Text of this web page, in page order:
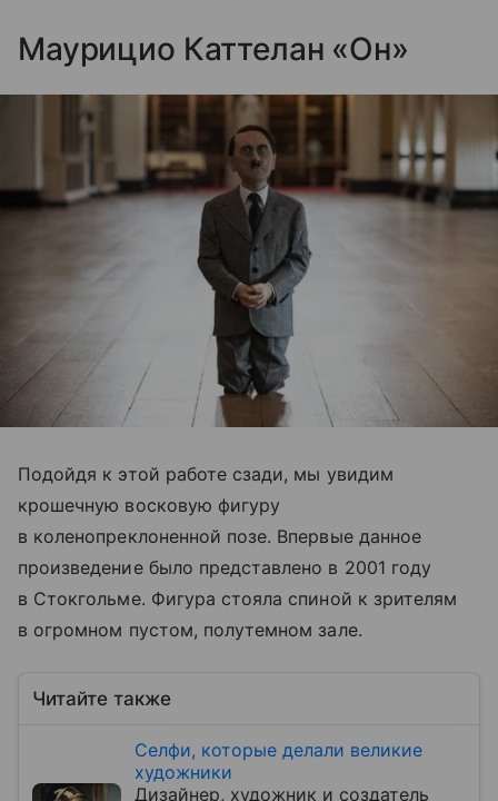
Маурицио Каттелан «Он»
Подойдя к этой работе сзади, мы увидим
крошечную восковую фигуру
в коленопреклоненной позе. Впервые данное
произведение было представлено в 2001 году
в Стокгольме. Фигура стояла спиной к зрителям
в огромном пустом, полутемном зале.
Читайте также
Селфи, которые делали великие
художники
Дизайнер, художник и создатель